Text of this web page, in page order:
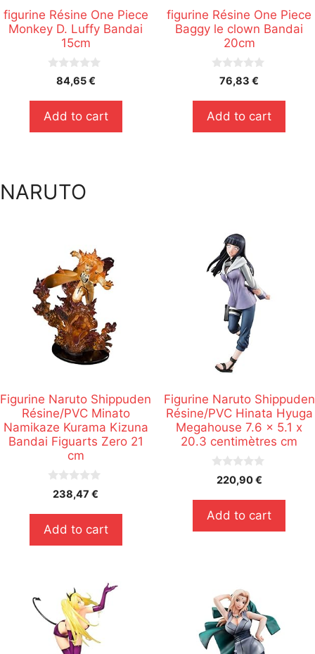
figurine Résine One Piece
Monkey D. Luffy Bandai
15cm
s
5
84,65€
Add to cart
figurine Résine One Piece
Baggy le clown Bandai
20cm
s
5
76,83€
Add to cart
NARUTO
Figurine Naruto Shippuden
Résine/PVC Minato
Namikaze Kurama Kizuna
Bandai Figuarts Zero 21
cm
0
s
5
238,47€
Add to cart
Figurine Naruto Shippuden
Résine/PVC Hinata Hyuga
Megahouse 7.6 x 5.1 x
20.3 centimètres cm
0
s
5
220,90€
Add to cart